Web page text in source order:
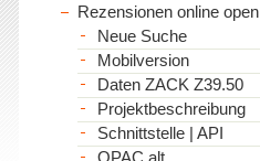
Rezensionen online open
Neue Suche
Mobilversion
Daten ZACK Z39.50
Projektbeschreibung
Schnittstelle | API
OPAC alt